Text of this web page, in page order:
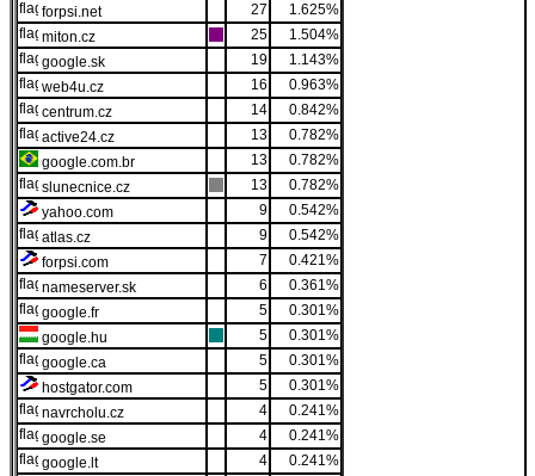
forpsi.net
27
1.625%
miton.cz
25
1.504%
google.sk
19
1.143%
web4u.cz
16
0.963%
centrum.cz
14
0.842%
active24.cz
13
0.782%
google.com.br
13
0.782%
slunecnice.cz
13
0.782%
yahoo.com
9
0.542%
atlas.cz
9
0.542%
forpsi.com
7
0.421%
nameserver.sk
6
0.361%
google.fr
5
0.301%
google.hu
5
0.301%
google.ca
5
0.301%
hostgator.com
5
0.301%
navrcholu.cz
4
0.241%
google.se
4
0.241%
google.lt
4
0.241%